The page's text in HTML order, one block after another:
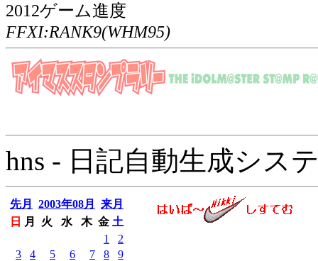
2012ゲーム進度
FFXI:RANK9(WHM95)
hns - 日記自動生成シス
先月 2003年08月
来月
日
月 火 水 木 金 土
1
2
3
4 5 6 7 8
9